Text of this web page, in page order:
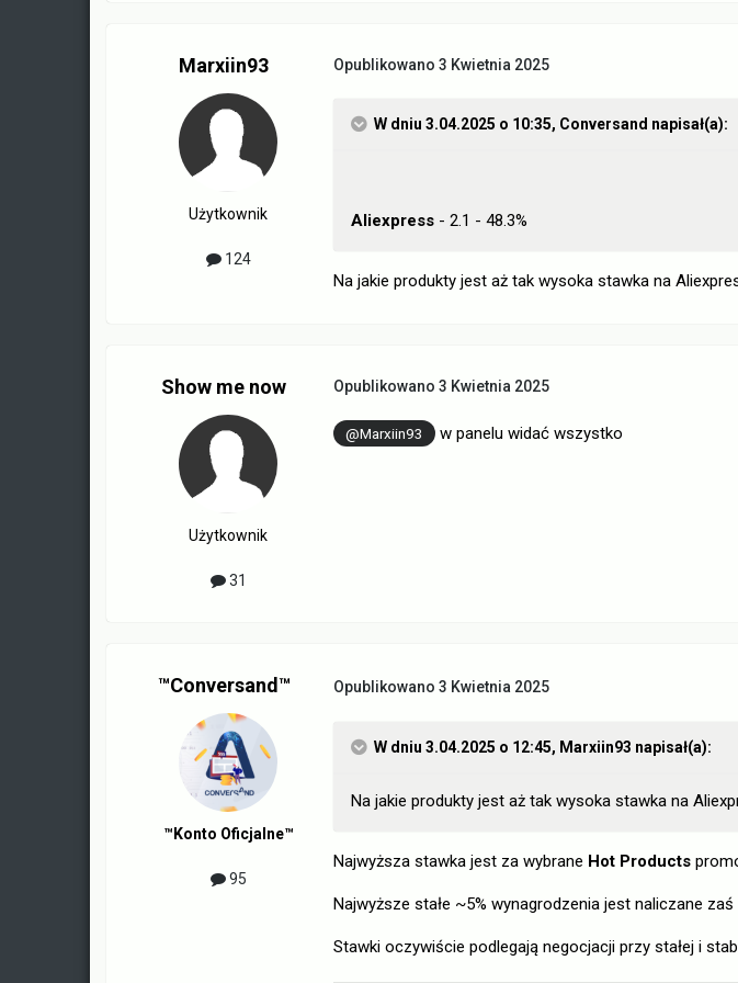
Marxiin93
Użytkownik
124
Opublikowano3 Kwietnia 2025
W dniu 3.04.2025 o 10:35, Conversand napisał(a):
Aliexpress - 2.1 - 48.3%
Na jakie produkty jest aż tak wysoka stawka na
Show me now
Użytkownik
31
Opublikowano3 Kwietnia 2025
@Marxiin93 w panelu widać wszystko
™Conversand™
™Konto Oficjalne™
95
Opublikowano3 Kwietnia 2025
W dniu 3.04.2025 o 12:45, Marxiin93 napisał(a):
Na jakie produkty jest aż tak wysoka stawka na
Najwyższa stawka jest za wybrane Hot Products
Najwyższe stałe ~5% wynagrodzenia jest naliczane
Stawki oczywiście podlegają negocjacji przy stałej i